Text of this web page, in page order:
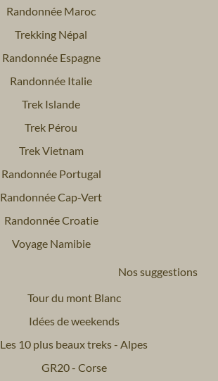
Randonnée Maroc
Trekking Népal
Randonnée Espagne
Randonnée Italie
Trek Islande
Trek Pérou
Trek Vietnam
Randonnée Portugal
Randonnée Cap-Vert
Randonnée Croatie
Voyage Namibie
Nos suggestions
Tour du mont Blanc
Idées de weekends
Les 10 plus beaux treks - Alpes
GR20 - Corse